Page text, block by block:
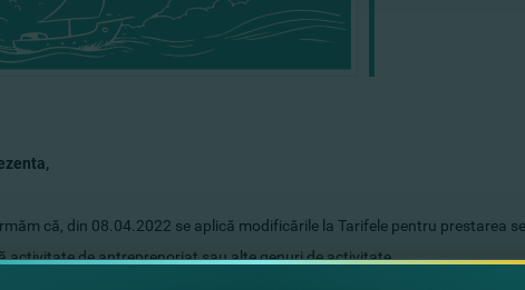
că, din 08.04.2022 se aplică modificările la Tarifele pentru prestarea
activitate de antreprenoriat sau alte genuri de activitate.